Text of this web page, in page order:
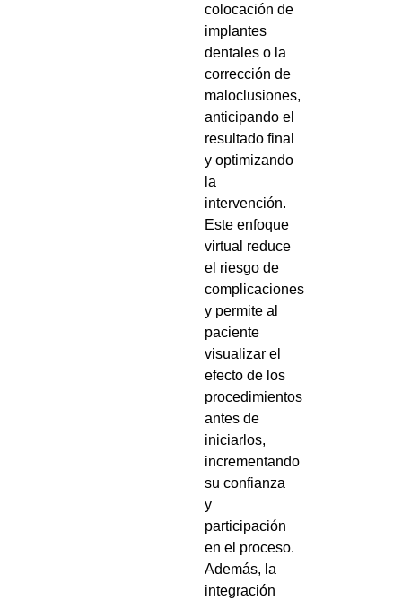
colocación de
implantes
dentales o la
corrección de
maloclusiones,
anticipando el
resultado final
y optimizando
la
intervención.
Este enfoque
virtual reduce
el riesgo de
complicaciones
y permite al
paciente
visualizar el
efecto de los
procedimientos
antes de
iniciarlos,
incrementando
su confianza
y
participación
en el proceso.
Además, la
integración